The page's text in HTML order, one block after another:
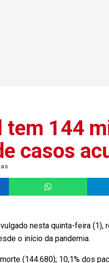
tem 144
casos
nesta quinta-feira (1),
o início da pandemia.
(144.680); 10,1% dos